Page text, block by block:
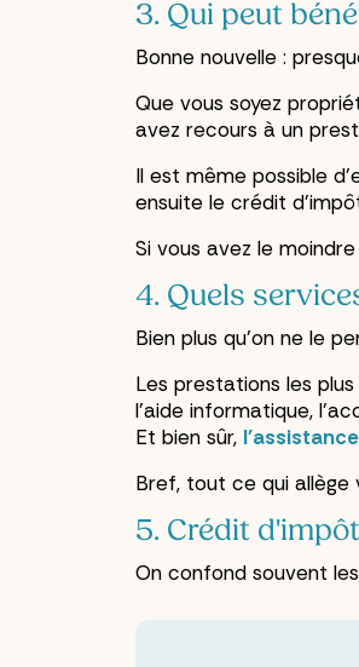
3. Qui peut
Bonne nouvelle :
Que vous soyez
avez recours à un
Il est même possible
ensuite le crédit
Si vous avez le
4. Quels
Bien plus qu'on ne le
Les prestations les
l'aide informatique,
Et bien sûr,
Bref, tout ce qui
5. Crédit
On confond souvent